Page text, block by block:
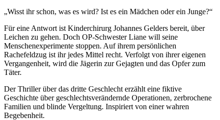
„Wisst ihr schon, was es wird? Ist es ein Mädchen oder ein Junge?“
Für eine Antwort ist Kinderchirurg Johannes Gelders bereit, über
Leichen zu gehen. Doch OP-Schwester Liane will seine
Menschenexperimente stoppen. Auf ihrem persönlichen
Rachefeldzug ist ihr jedes Mittel recht. Verfolgt von ihrer eigenen
Vergangenheit, wird die Jägerin zur Gejagten und das Opfer zum
Täter.
Der Thriller über das dritte Geschlecht erzählt eine fiktive
Geschichte über geschlechtsverändernde Operationen, zerbrochene
Familien und blinde Vergeltung. Inspiriert von einer wahren
Begebenheit.